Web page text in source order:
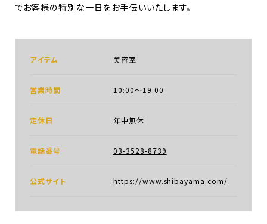
でお客様の特別な一日をお手伝いいたします。
アイテム 美容室
営業時間 10:00～19:00
定休日 年中無休
電話番号 03-3528-8739
公式サイト https://www.shibayama.com/